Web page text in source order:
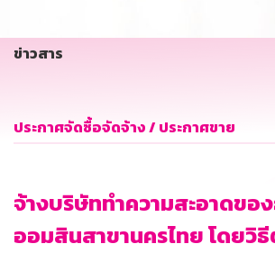
ข่าวสาร
ประกาศจัดซื้อจัดจ้าง / ประกาศขาย
จ้างบริษัททำความสะอาดขอ
ออมสินสาขานครไทย โดยวิ